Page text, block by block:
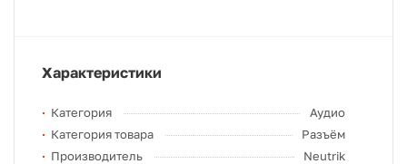
Характеристики
Категория
Аудио
Категория товара
Разъём
Производитель
Neutrik